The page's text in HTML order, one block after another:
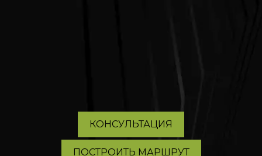
КОНСУЛЬТАЦИЯ
ПОСТРОИТЬ МАРШРУТ